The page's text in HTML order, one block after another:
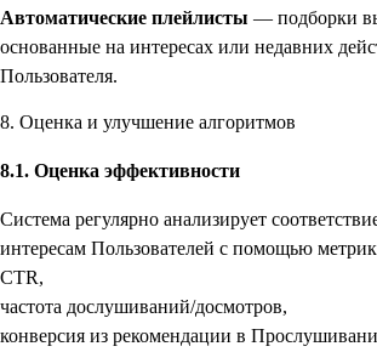
Автоматические плейлисты — подборки
основанные на интересах или недавних
Пользователя.
8. Оценка и улучшение алгоритмов
8.1. Оценка эффективности
Система регулярно анализирует
интересам Пользователей с помощью
CTR,
частота дослушиваний/досмотров,
конверсия из рекомендации в